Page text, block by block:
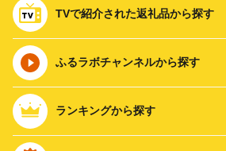
TVで紹介された返礼品から探す
ふるラボチャンネルから探す
ランキングから探す